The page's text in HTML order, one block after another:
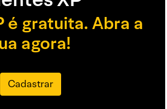
é gratuita. Abra a
agora!
Cadastrar